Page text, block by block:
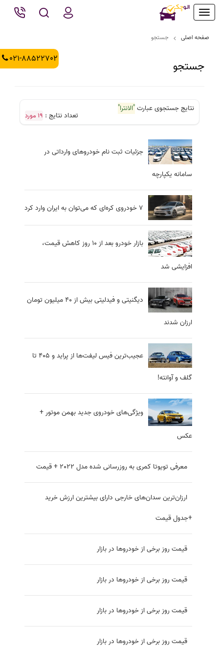
Toggle
021-88522702
صفحه اصلی جستجو
جستجو
نتایج جستجوی عبارت"الانترا"
تعداد نتایج : 19 مورد
جزئیات ثبت نام خودروهای وارداتی در
سامانه یکپارچه
۷ خودروی کره‌ای که می‌توان به ایران وارد کرد
بازار خودرو بعد از 10 روز کاهش قیمت،
افزایشی شد
دیگنیتی و فیدلیتی بیش از 40 میلیون تومان
ارزان شدند
عجیب‌ترین فیس‌ لیفت‌‌ها از پراید و ۴۰۵ تا
گلف و آوانته!
ویژگی‌های خودروی جدید بهمن موتور +
عکس
معرفی تویوتا کمری به روزرسانی شده مدل ۲۰۲۲ + قیمت
ارزان‌ترین سدان‌های خارجی دارای بیشترین ارزش خرید
+جدول قیمت
قیمت روز برخی از خودروها در بازار
قیمت روز برخی از خودروها در بازار
قیمت روز برخی از خودروها در بازار
قیمت روز برخی از خودروها در بازار